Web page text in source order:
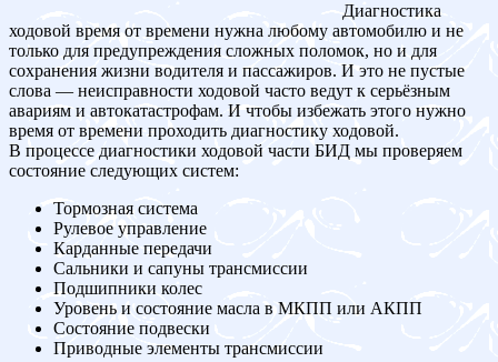
Диагностика
ходовой время от времени нужна любому автомобилю и не
только для предупреждения сложных поломок, но и для
сохранения жизни водителя и пассажиров. И это не пустые
слова — неисправности ходовой часто ведут к серьёзным
авариям и автокатастрофам. И чтобы избежать этого нужно
время от времени проходить диагностику ходовой.
В процессе диагностики ходовой части БИД мы проверяем
состояние следующих систем:
Тормозная система
Рулевое управление
Карданные передачи
Сальники и сапуны трансмиссии
Подшипники колес
Уровень и состояние масла в МКПП или АКПП
Состояние подвески
Приводные элементы трансмиссии